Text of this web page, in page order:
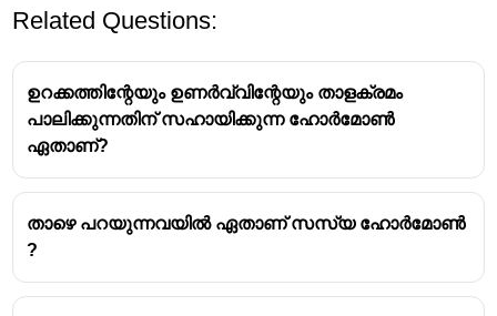
Related Questions:
ഉറക്കത്തിന്റേയും ഉണർവ്വിന്റേയും താളക്രമം
പാലിക്കുന്നതിന് സഹായിക്കുന്ന ഹോർമോൺ
ഏതാണ്?
താഴെ പറയുന്നവയിൽ ഏതാണ് സസ്യ ഹോർമോൺ
?